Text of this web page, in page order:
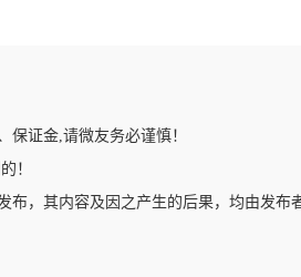
保证金,请微友务必谨慎！
！
布，其内容及因之产生的后果，均由发布